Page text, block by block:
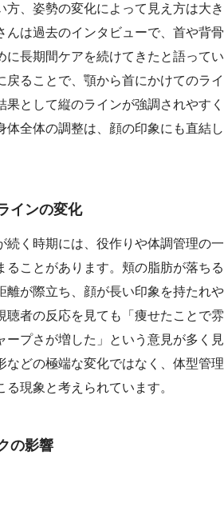
方、姿勢の変化によって見え方は大き
んは過去のインタビューで、首や背骨
に長期間ケアを続けてきたと語ってい
戻ることで、顎から首にかけてのライ
果として縦のラインが強調されやすく
体全体の調整は、顔の印象にも直結し
インの変化
続く時期には、役作りや体調管理の一
ることがあります。頬の脂肪が落ちる
離が際立ち、顔が長い印象を持たれや
聴者の反応を見ても「痩せたことで雰
ープさが増した」という意見が多く見
などの極端な変化ではなく、体型管理
現象と考えられています。
の影響